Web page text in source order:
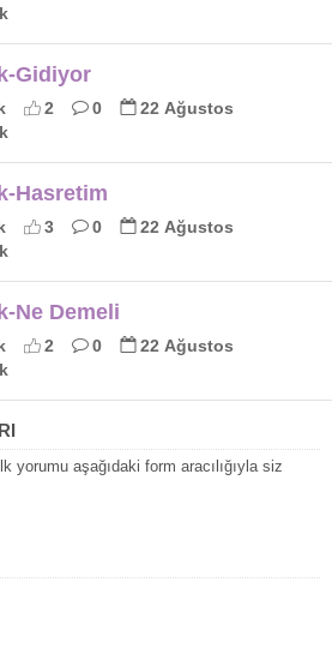
Gidiyor
2 0
22 Ağustos
Hasretim
3 0
22 Ağustos
Ne Demeli
2 0
22 Ağustos
yorumu aşağıdaki form aracılığıyla siz